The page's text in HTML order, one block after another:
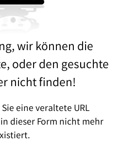
wir können die
oder den gesuchte
nicht finden!
eine veraltete URL
dieser Form nicht mehr